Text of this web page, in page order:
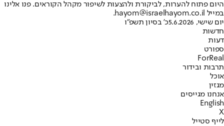
היום פתוח להערות, לביקורת ולהצעות לשיפור מקהל הקוראים. פנו אלינו
במייל hayom@israelhayom.co.il.
יום שישי, 5.6.2026
כ' בסיון תשפ"ו
חדשות
דעות
ספורט
ForReal
תרבות ובידור
אוכל
מגזין
אנחנו מגייסים
English
X
לייף סטייל